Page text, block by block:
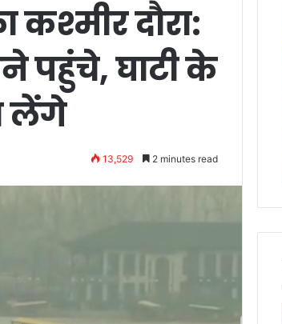
कश्मीर दौरा:
पहुंचे, घाटी के
लेंगे
13,529 2 minutes read